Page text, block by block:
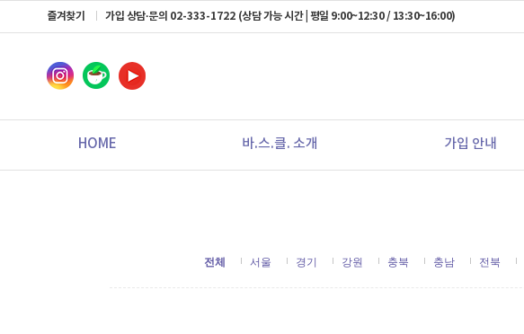
즐겨찾기 가입 상담·문의 02-333-1722 (상담 가능 시간 | 평일 9:00~12:30 / 13:30~16:00)
HOME 바.스.클. 소개 가입 안내
전체 서울 경기 강원 충북 충남 전북